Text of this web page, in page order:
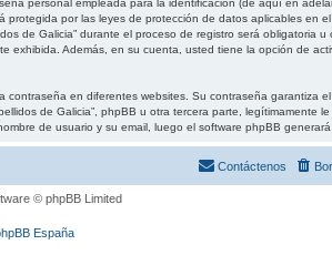
personal empleada para la identificación (de aquí en
por las leyes de protección de datos aplicables en
de Galicia” durante el proceso de registro será obligatoria u
Además, en su cuenta, usted tiene la opción de
en diferentes websites. Su contraseña garantiza
de Galicia”, phpBB u otra tercera parte, legítimamente
de usuario y su email, luego el software phpBB
Contáctenos
© phpBB Limited
España